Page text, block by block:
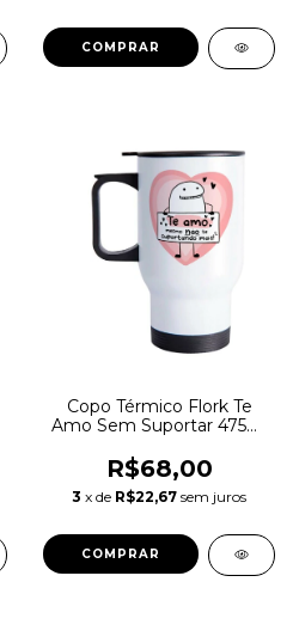
Copo Térmico Flork Te
Amo Sem Suportar 475ml
R$68,00
3 x de R$22,67 sem juros